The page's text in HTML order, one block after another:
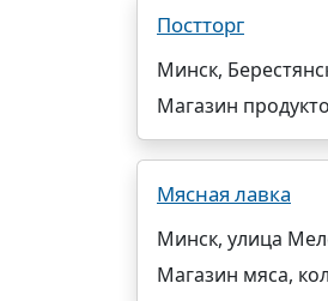
Постторг
Минск,
Магазин
Мясная лавка
Минск, улица
Магазин мяса,